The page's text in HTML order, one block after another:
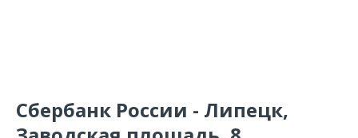
Сбербанк России - Липецк,